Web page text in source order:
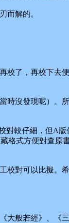
而解的。
了，再校下去
沒發現呢）。
較仔細，但A版
格式方便對查原
對可以比擬。
般若經》、《